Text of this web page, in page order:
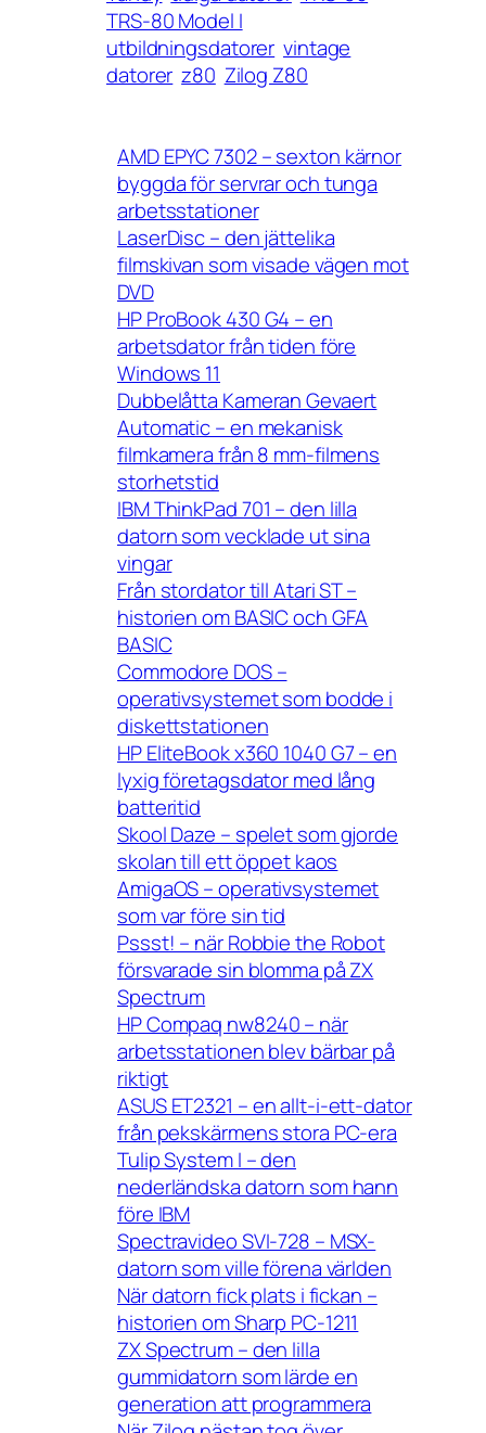
TRS-80 Model I
utbildningsdatorer vintage
datorer z80 Zilog Z80
AMD EPYC 7302 – sexton kärnor
byggda för servrar och tunga
arbetsstationer
LaserDisc – den jättelika
filmskivan som visade vägen mot
DVD
HP ProBook 430 G4 – en
arbetsdator från tiden före
Windows 11
Dubbelåtta Kameran Gevaert
Automatic – en mekanisk
filmkamera från 8 mm-filmens
storhetstid
IBM ThinkPad 701 – den lilla
datorn som vecklade ut sina
vingar
Från stordator till Atari ST –
historien om BASIC och GFA
BASIC
Commodore DOS –
operativsystemet som bodde i
diskettstationen
HP EliteBook x360 1040 G7 – en
lyxig företagsdator med lång
batteritid
Skool Daze – spelet som gjorde
skolan till ett öppet kaos
AmigaOS – operativsystemet
som var före sin tid
Pssst! – när Robbie the Robot
försvarade sin blomma på ZX
Spectrum
HP Compaq nw8240 – när
arbetsstationen blev bärbar på
riktigt
ASUS ET2321 – en allt-i-ett-dator
från pekskärmens stora PC-era
Tulip System I – den
nederländska datorn som hann
före IBM
Spectravideo SVI-728 – MSX-
datorn som ville förena världen
När datorn fick plats i fickan –
historien om Sharp PC-1211
ZX Spectrum – den lilla
gummidatorn som lärde en
generation att programmera